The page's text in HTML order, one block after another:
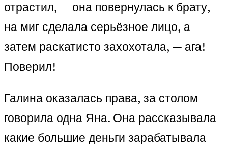
отрастил, — она повернулась к брату,
на миг сделала серьёзное лицо, а
затем раскатисто захохотала, — ага!
Поверил!
Галина оказалась права, за столом
говорила одна Яна. Она рассказывала
какие большие деньги зарабатывала